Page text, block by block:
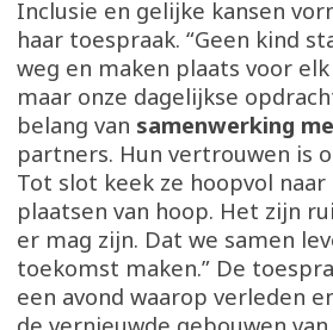
Inclusie en gelijke kansen
haar toespraak. “Geen kind
weg en maken plaats voor
maar onze dagelijkse
belang van samenwerking
partners. Hun vertrouwen is
Tot slot keek ze hoopvol
plaatsen van hoop. Het zijn
er mag zijn. Dat we samen
toekomst maken.” De
een avond waarop verleden